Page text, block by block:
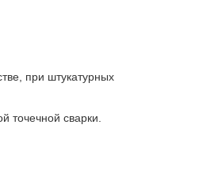
при штукатурных
точечной сварки.